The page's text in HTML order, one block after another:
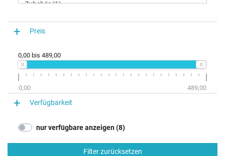
Preis
0,00 bis 489,00
0,00 489,00
Verfügbarkeit
nur verfügbare anzeigen (8)
Filter zurücksetzen